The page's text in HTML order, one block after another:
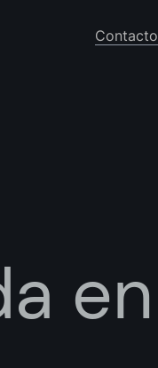
Contacto
en